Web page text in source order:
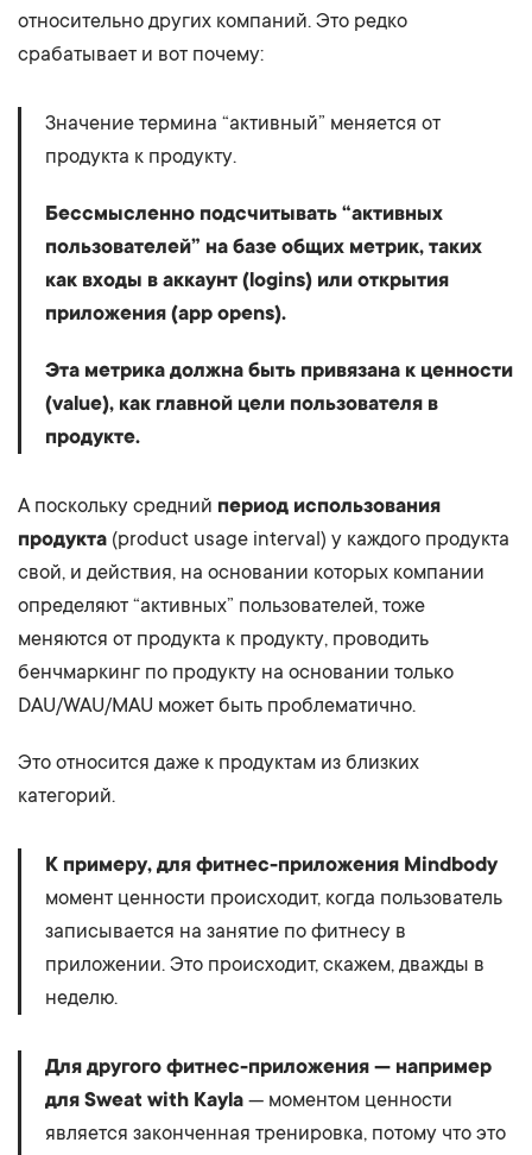
относительно других компаний. Это редко
срабатывает и вот почему:
Значение термина “активный” меняется от
продукта к продукту.
Бессмысленно подсчитывать “активных
пользователей” на базе общих метрик, таких
как входы в аккаунт (logins) или открытия
приложения (app opens).
Эта метрика должна быть привязана к ценности
(value), как главной цели пользователя в
продукте.
А поскольку средний период использования
продукта (product usage interval) у каждого продукта
свой, и действия, на основании которых компании
определяют “активных” пользователей, тоже
меняются от продукта к продукту, проводить
бенчмаркинг по продукту на основании только
DAU/WAU/MAU может быть проблематично.
Это относится даже к продуктам из близких
категорий.
К примеру, для фитнес-приложения Mindbody
момент ценности происходит, когда пользователь
записывается на занятие по фитнесу в
приложении. Это происходит, скажем, дважды в
неделю.
Для другого фитнес-приложения — например
для Sweat with Kayla — моментом ценности
является законченная тренировка, потому что это